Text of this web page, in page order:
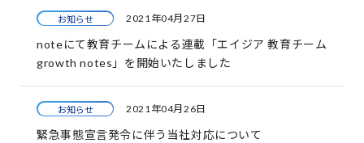
お知らせ 2021年04月27日
noteにて教育チームによる連載「エイジア 教育チーム
growth notes」を開始いたしました
お知らせ 2021年04月26日
緊急事態宣言発令に伴う当社対応について